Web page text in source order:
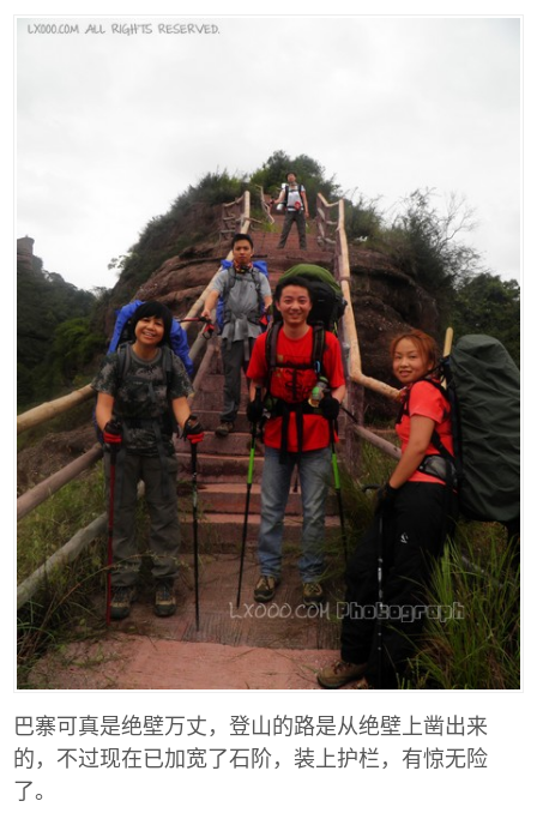
巴寨可真是绝壁万丈，登山的路是从绝壁上凿出来
的，不过现在已加宽了石阶，装上护栏，有惊无险
了。